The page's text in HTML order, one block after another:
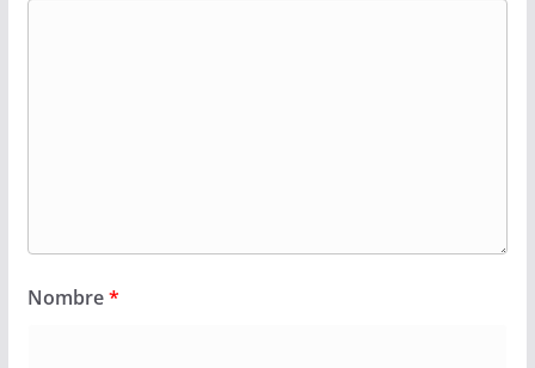
Nombre*